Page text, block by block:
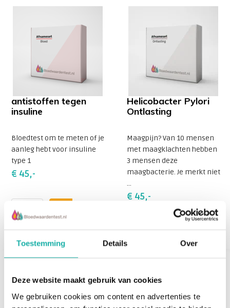
Toestemming Details Over
Deze website maakt gebruik van cookies
We gebruiken cookies om content en advertenties te
antistoffen tegen
insuline
Bloedtest om te meten of je
aanleg hebt voor insuline
type 1
€ 45,-
Helicobacter Pylori
Ontlasting
Maagpijn? Van 10 mensen
met maagklachten hebben
3 mensen deze
maagbacterie. Je merkt niet
...
€ 45,-